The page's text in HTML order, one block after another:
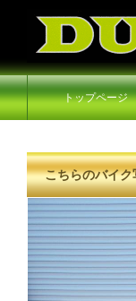
トップページ
こちらのバイ